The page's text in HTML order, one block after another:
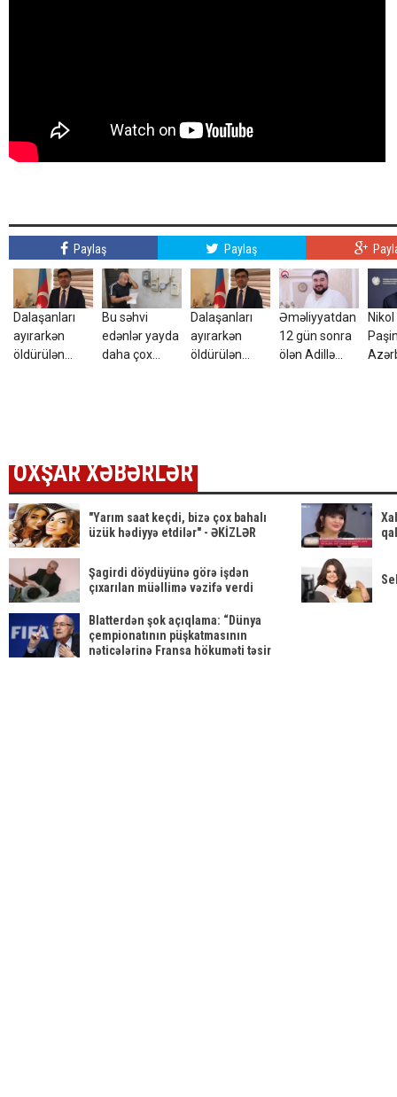
Paylaş Paylaş
Dalaşanları
ayırarkən
öldürülən
Bu səhvi
edənlər yayda
daha çox
Dalaşanları
ayırarkən
öldürülən
Əməliyyatdan
12 gün sonra
ölən Adillə
Nikol
OXŞAR XƏBƏRLƏR
"Yarım saat keçdi, bizə çox bahalı
üzük hədiyyə etdilər" - ƏKİZLƏR
Şagirdi döydüyünə görə işdən
çıxarılan müəllimə vəzifə verdi
Blatterdən şok açıqlama: “Dünya
çempionatının püşkatmasının
nəticələrinə Fransa hökuməti təsir